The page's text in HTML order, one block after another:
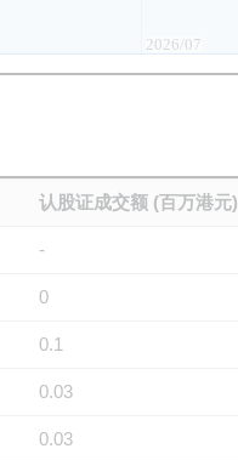
2026/07
认股证成交额 (百万港元)
-
0
0.1
0.03
0.03